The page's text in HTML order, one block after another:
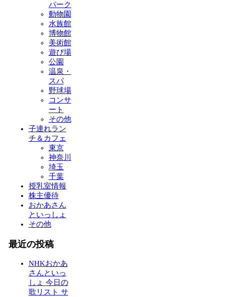
パーク
動物園
水族館
博物館
美術館
遊び場
公園
温泉・
スパ
野球場
コンサ
ート
その他
子連れラン
チ＆カフェ
東京
神奈川
埼玉
千葉
授乳室情報
株主優待
おかあさん
といっしょ
その他
最近の投稿
NHKおかあ
さんといっ
しょ 今日の
歌リスト サ